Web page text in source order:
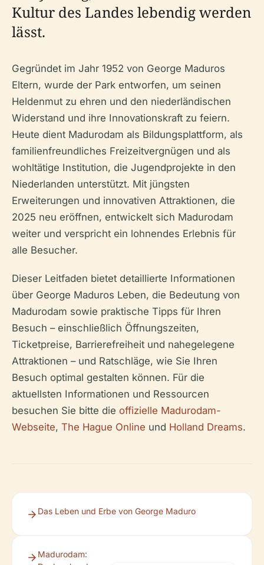
Kultur des Landes lebendig werden
lässt.
Gegründet im Jahr 1952 von George Maduros
Eltern, wurde der Park entworfen, um seinen
Heldenmut zu ehren und den niederländischen
Widerstand und ihre Innovationskraft zu feiern.
Heute dient Madurodam als Bildungsplattform, als
familienfreundliches Freizeitvergnügen und als
wohltätige Institution, die Jugendprojekte in den
Niederlanden unterstützt. Mit jüngsten
Erweiterungen und innovativen Attraktionen, die
2025 neu eröffnen, entwickelt sich Madurodam
weiter und verspricht ein lohnendes Erlebnis für
alle Besucher.
Dieser Leitfaden bietet detaillierte Informationen
über George Maduros Leben, die Bedeutung von
Madurodam sowie praktische Tipps für Ihren
Besuch – einschließlich Öffnungszeiten,
Ticketpreise, Barrierefreiheit und nahegelegene
Attraktionen – und Ratschläge, wie Sie Ihren
Besuch optimal gestalten können. Für die
aktuellsten Informationen und Ressourcen
besuchen Sie bitte die offizielle Madurodam-
Webseite, The Hague Online und Holland Dreams.
Das Leben und Erbe von George Maduro
Madurodam: